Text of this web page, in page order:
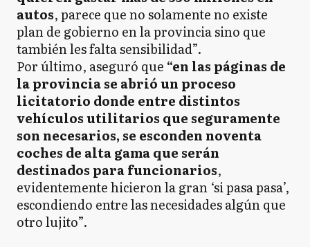
autos, parece que no solamente no existe
plan de gobierno en la provincia sino que
también les falta sensibilidad”.
Por último, aseguró que “en las páginas de
la provincia se abrió un proceso
licitatorio donde entre distintos
vehículos utilitarios que seguramente
son necesarios, se esconden noventa
coches de alta gama que serán
destinados para funcionarios,
evidentemente hicieron la gran ‘si pasa pasa’,
escondiendo entre las necesidades algún que
otro lujito”.